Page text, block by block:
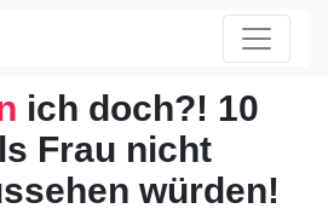
ich doch?! 10
Frau nicht
würden!